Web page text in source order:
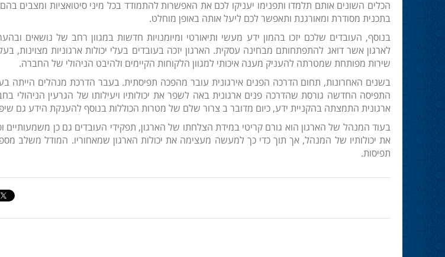
הכלים השונים אותם תלמדו ותפנימו יעניקו לכם את האפשרות להתמודד בכל מיני סיטואציות ומצבים
בתכנית מסודרת ומאורגנת ותאפשר לכם ליעל אותה באופן מוחלט.
בנוסף, העובדים שלכם יזכו בהמון ידע מעשי ותיאורטי ומיומנויות חדשות במגוון רחב של נושאים
לארגון אשר דואג להתפתחותם מבחינה עסקית. הארגון יזכה בעובדים בעלי יכולות ארגוניות מצוינות,
שירות מפותחת שמטרתה להעניק מענה איכותי למגוון הלקוחות הקיימים ולהיבט הניהולי של החברה.
בשנים האחרונות, תחום הדרכה הפנים אירגונית עובר מהפכה תפיסתית. בעבר הדרכת מנהלים הייתה
התפיסה החדשה גורסת שהדרכה פנים ארגונית באה לשפר את יכולותיו ויעילותו של הגרעין
ארגונית התמצתה בהקניית ידע, כיום מדובר ב צרור שלם של מטרות הכוללות בנוסף להענקת הידע גם שיפור
בעוד המנהל של הארגון הוא גורם קריטי במידת הצלחתו של הארגון, תפקידי העובדים גם כן
את יכולותיו של המנהל, אך תוך כדי כך למעשה מעצימה את יכולות הארגון שמאחוריו. המודל משלב
תפיסות.